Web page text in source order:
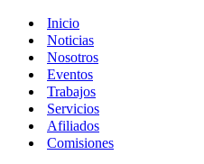
Inicio
Noticias
Nosotros
Eventos
Trabajos
Servicios
Afiliados
Comisiones